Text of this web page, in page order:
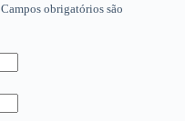
Campos obrigatórios são